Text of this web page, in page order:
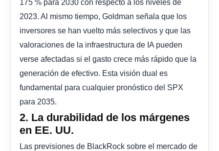
175 % para 2030 con respecto a los niveles de
2023. Al mismo tiempo, Goldman señala que los
inversores se han vuelto más selectivos y que las
valoraciones de la infraestructura de IA pueden
verse afectadas si el gasto crece más rápido que la
generación de efectivo. Esta visión dual es
fundamental para cualquier pronóstico del SPX
para 2035.
2. La durabilidad de los márgenes
en EE. UU.
Las previsiones de BlackRock sobre el mercado de